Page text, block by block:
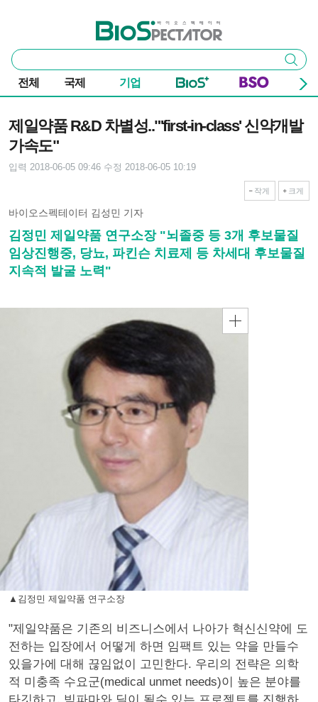
바이오스펙테이터
통
합
검
색
검색
전체 국제 기업
제일약품 R&D 차별성.."'first-in-class' 신약개발
가속도"
입력 2018-06-05 09:46 수정 2018-06-05 10:19
작게 크게
바이오스펙테이터 김성민 기자
김정민 제일약품 연구소장 "뇌졸중 등 3개 후보물질
임상진행중, 당뇨, 파킨슨 치료제 등 차세대 후보물질
지속적 발굴 노력"
▲김정민 제일약품 연구소장
"제일약품은 기존의 비즈니스에서 나아가 혁신신약에 도
전하는 입장에서 어떻게 하면 임팩트 있는 약을 만들수
있을가에 대해 끊임없이 고민한다. 우리의 전략은 의학
적 미충족 수요군(medical unmet needs)이 높은 분야를